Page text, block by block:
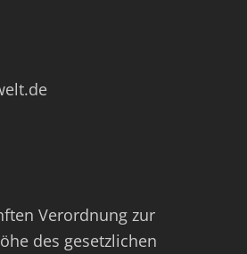
Verordnung zur
des gesetzlichen